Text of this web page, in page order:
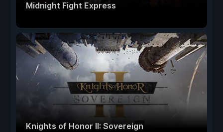
Midnight Fight Express
Knights of Honor II: Sovereign